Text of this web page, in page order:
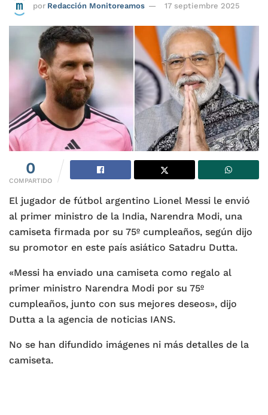
por Redacción Monitoreamos 17 septiembre 2025
0
COMPARTIDO
El jugador de fútbol argentino Lionel Messi le envió
al primer ministro de la India, Narendra Modi, una
camiseta firmada por su 75º cumpleaños, según dijo
su promotor en este país asiático Satadru Dutta.
«Messi ha enviado una camiseta como regalo al
primer ministro Narendra Modi por su 75º
cumpleaños, junto con sus mejores deseos», dijo
Dutta a la agencia de noticias IANS.
No se han difundido imágenes ni más detalles de la
camiseta.